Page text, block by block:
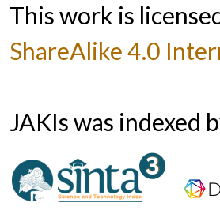
This work is
ShareAlike 4.0
JAKIs was indexed